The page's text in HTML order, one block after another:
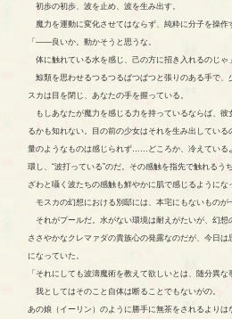
初歩の初歩、波を止め、波を生み出す。
魔力を運動に変化させてはならず、純粋に分子を操作
「――良いか。動かそうと思うな。
体に触れている水を感じ、己の方に招き入れるのじゃ」
鯨類を思わせるつるつるぱつぱつと張りのある手で、
スカは目を閉じ、あなたの手を握っている。
もしあなたが魔力を感じる力を持っているならば、彼
るかも知れない。目の前の少女はそれを生み出してい
量のようなものは感じられず……どころか、冷えている
環し、“波打っている”のだ。その感触を指先で触れるう
ざわと囁く波たちの感触も鮮やかに肌で感じるようにな
モスカの幻想における別邸には、本宅にもないものが
それがプールだ。水がない環境は耐えがたいが、幻想
ささやかなクレマァダの貴族心の発露なのだが、今日は
になっていた。
「それにしても波濤魔術を教えて欲しいとは、随分異な
我としてはそのこと自体は断ることでもないがの。
あの娘（イーリン）のように勝手に無茶をされるよりは